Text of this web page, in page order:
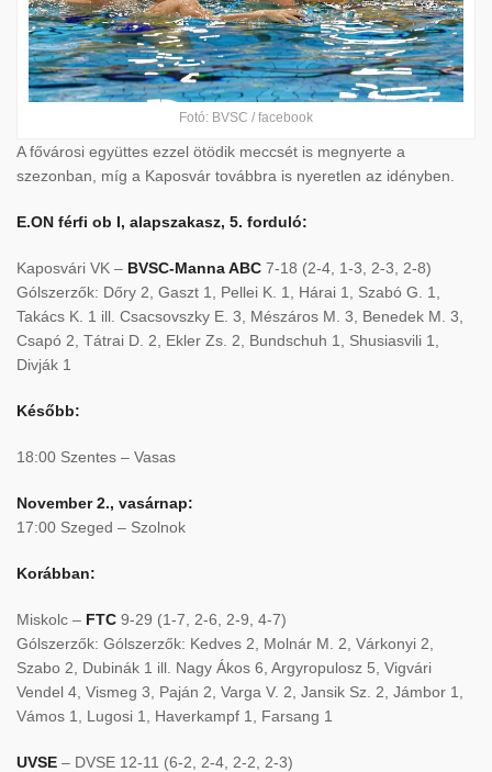
Fotó: BVSC / facebook
A fővárosi együttes ezzel ötödik meccsét is megnyerte a
szezonban, míg a Kaposvár továbbra is nyeretlen az idényben.
E.ON férfi ob I, alapszakasz, 5. forduló:
Kaposvári VK – BVSC-Manna ABC 7-18 (2-4, 1-3, 2-3, 2-8)
Gólszerzők: Dőry 2, Gaszt 1, Pellei K. 1, Hárai 1, Szabó G. 1,
Takács K. 1 ill. Csacsovszky E. 3, Mészáros M. 3, Benedek M. 3,
Csapó 2, Tátrai D. 2, Ekler Zs. 2, Bundschuh 1, Shusiasvili 1,
Divják 1
Később:
18:00 Szentes – Vasas
November 2., vasárnap:
17:00 Szeged – Szolnok
Korábban:
Miskolc – FTC 9-29 (1-7, 2-6, 2-9, 4-7)
Gólszerzők: Gólszerzők: Kedves 2, Molnár M. 2, Várkonyi 2,
Szabo 2, Dubinák 1 ill. Nagy Ákos 6, Argyropulosz 5, Vigvári
Vendel 4, Vismeg 3, Paján 2, Varga V. 2, Jansik Sz. 2, Jámbor 1,
Vámos 1, Lugosi 1, Haverkampf 1, Farsang 1
UVSE – DVSE 12-11 (6-2, 2-4, 2-2, 2-3)